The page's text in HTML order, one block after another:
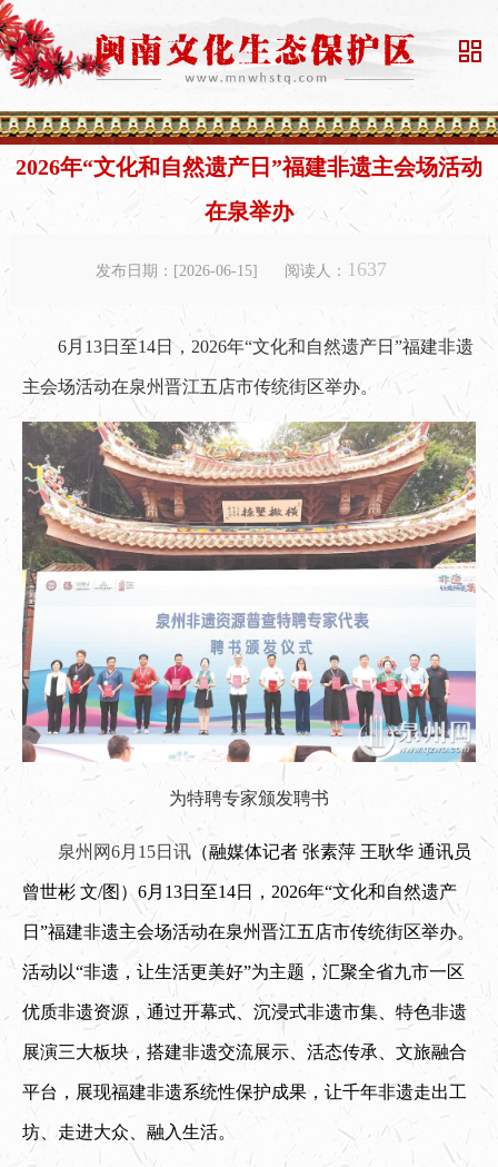

2026年“文化和自然遗产日”福建非遗主会场活动
在泉举办
发布日期：[2026-06-15] 阅读人： 1637
6月13日至14日，2026年“文化和自然遗产日”福建非遗
主会场活动在泉州晋江五店市传统街区举办。
为特聘专家颁发聘书
泉州网6月15日讯 （融媒体记者 张素萍 王耿华 通讯员
曾世彬 文/图） 6月13日至14日，2026年“文化和自然遗产
日”福建非遗主会场活动在泉州晋江五店市传统街区举办。
活动以“非遗，让生活更美好”为主题，汇聚全省九市一区
优质非遗资源，通过开幕式、沉浸式非遗市集、特色非遗
展演三大板块，搭建非遗交流展示、活态传承、文旅融合
平台，展现福建非遗系统性保护成果，让千年非遗走出工
坊、走进大众、融入生活。